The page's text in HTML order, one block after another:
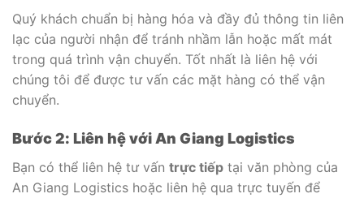
Quý khách chuẩn bị hàng hóa và đầy đủ thông tin liên
lạc của người nhận để tránh nhầm lẫn hoặc mất mát
trong quá trình vận chuyển. Tốt nhất là liên hệ với
chúng tôi để được tư vấn các mặt hàng có thể vận
chuyển.
Bước 2: Liên hệ với An Giang Logistics
Bạn có thể liên hệ tư vấn trực tiếp tại văn phòng của
An Giang Logistics hoặc liên hệ qua trực tuyến để